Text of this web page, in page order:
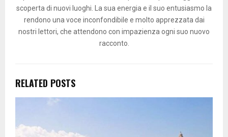
scoperta di nuovi luoghi. La sua energia e il suo entusiasmo la
rendono una voce inconfondibile e molto apprezzata dai
nostri lettori, che attendono con impazienza ogni suo nuovo
racconto.
RELATED POSTS